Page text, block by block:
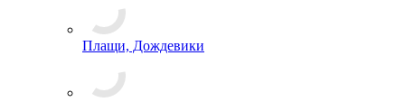
Плащи, Дождевики